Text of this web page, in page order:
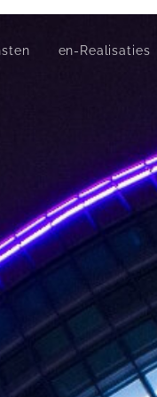
en-Realisaties